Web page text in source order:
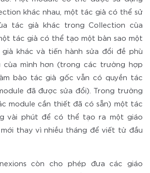
khác nhau, một tác giả có thể sử
tác giả khác trong Collection của
tác giả có thể tạo một bản sao một
khác và tiến hành sửa đổi đề phù
của mình hơn (trong các trường hợp
bảo tác giả gốc vẫn có quyền tác
đã được sửa đổi). Trong trường
module cần thiết đã có sẵn) một tác
vài phút để có thể tạo ra một giáo
thay vì nhiều tháng để viết từ đầu
còn cho phép đưa các giáo